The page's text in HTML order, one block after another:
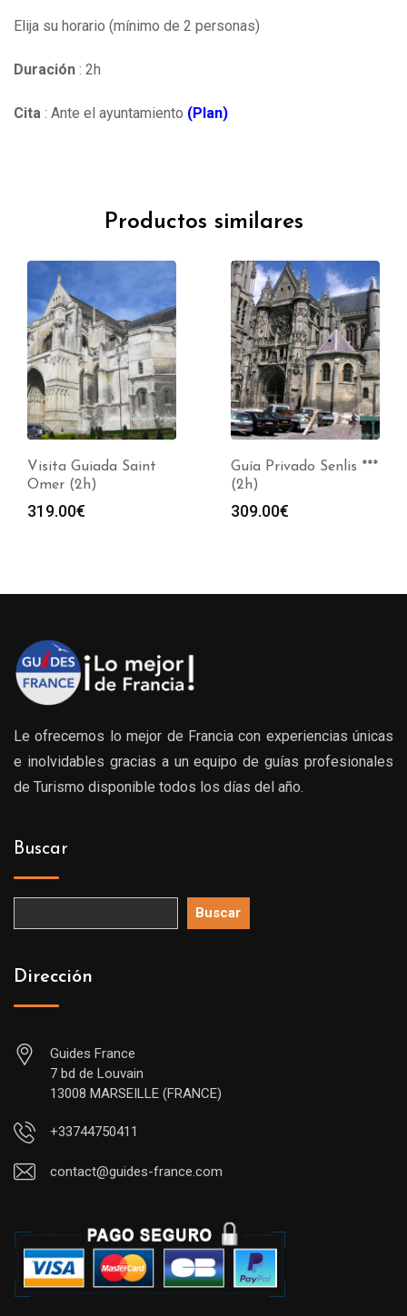
Elija su horario (mínimo de 2 personas)
Duración : 2h
Cita : Ante el ayuntamiento (Plan)
Productos similares
Visita Guiada Saint
Omer (2h)
319.00€
Guía Privado Senlis ***
(2h)
309.00€
Le ofrecemos lo mejor de Francia con experiencias únicas
e inolvidables gracias a un equipo de guías profesionales
de Turismo disponible todos los días del año.
Buscar
Buscar
Dirección
Guides France
7 bd de Louvain
13008 MARSEILLE (FRANCE)
+33744750411
contact@guides-france.com